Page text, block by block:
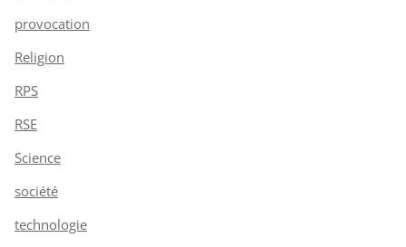
provocation
Religion
RPS
RSE
Science
société
technologie